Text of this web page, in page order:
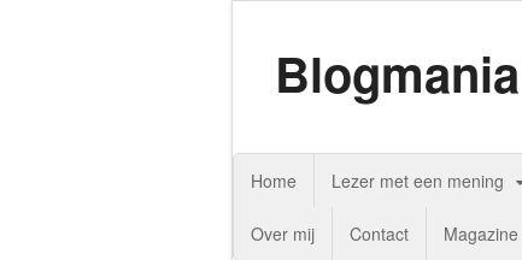
Home Lezer met een mening
Over mij Contact Magazine